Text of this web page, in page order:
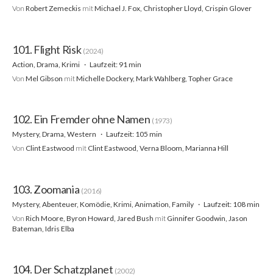
Von Robert Zemeckis mitMichael J. Fox, Christopher Lloyd, Crispin Glover
101. Flight Risk (2024)
Action, Drama, Krimi
Laufzeit: 91 min
Von Mel Gibson mitMichelle Dockery, Mark Wahlberg, Topher Grace
102. Ein Fremder ohne Namen (1973)
Mystery, Drama, Western
Laufzeit: 105 min
Von Clint Eastwood mit Clint Eastwood, Verna Bloom, Marianna Hill
103. Zoomania (2016)
Mystery, Abenteuer, Komödie, Krimi, Animation, Family
Laufzeit: 108 min
Von Rich Moore, Byron Howard, Jared Bush mit Ginnifer Goodwin, Jason
Bateman, Idris Elba
104. Der Schatzplanet (2002)